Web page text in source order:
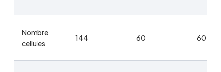
Nombre
cellules
144 60 60